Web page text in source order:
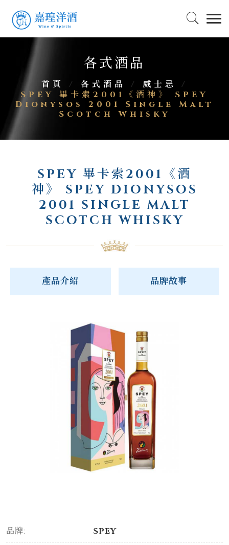
各式酒品
首頁 / 各式酒品 / 威士忌
/
SPEY 畢卡索2001《酒神》 SPEY
Dionysos 2001 Single Malt
Scotch Whisky
SPEY 畢卡索2001《酒
神》 SPEY DIONYSOS
2001 SINGLE MALT
SCOTCH WHISKY
產品介紹 品牌故事
品牌: SPEY